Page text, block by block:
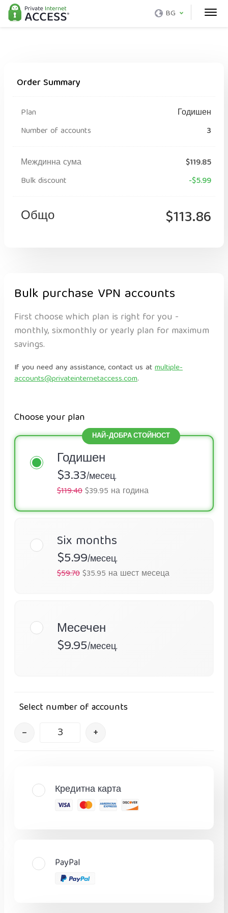
BG
Order Summary
Plan
Годишен
Number of accounts
3
Междинна сума
$119.85
Bulk discount
-$5.99
Общо $113.86
Bulk purchase VPN accounts
First choose which plan is right for you -
monthly, sixmonthly or yearly plan for maximum
savings.
If you need any assistance, contact us atmultiple-
accounts@privateinternetaccess.com.
Choose your plan
Годишен
$3.33/месец.
$119.40$39.95 на година
Six months
$5.99/месец.
$59.70$35.95 на шест месеца
Месечен
$9.95/месец.
Select number of accounts
– +
Кредитна карта
PayPal